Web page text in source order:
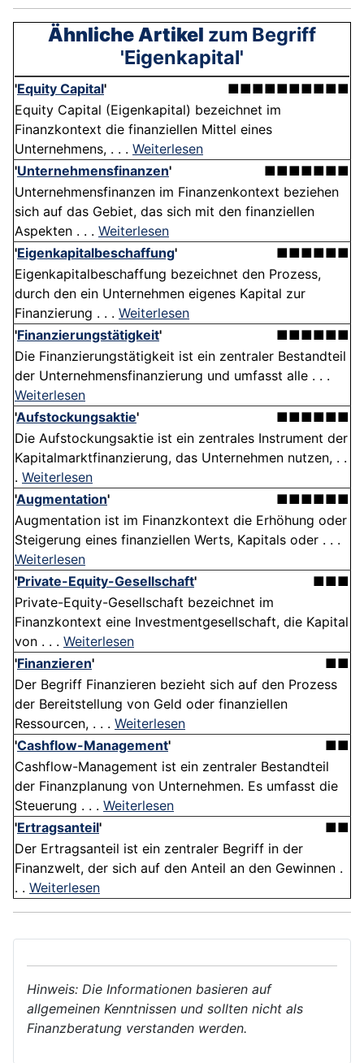
Ähnliche Artikel zum Begriff
'Eigenkapital'
'Equity Capital'
■■■■■■■■■■
Equity Capital (Eigenkapital) bezeichnet im
Finanzkontext die finanziellen Mittel eines
Unternehmens, . . . Weiterlesen
'Unternehmensfinanzen'
■■■■■■■
Unternehmensfinanzen im Finanzenkontext beziehen
sich auf das Gebiet, das sich mit den finanziellen
Aspekten . . . Weiterlesen
'Eigenkapitalbeschaffung'
■■■■■■
Eigenkapitalbeschaffung bezeichnet den Prozess,
durch den ein Unternehmen eigenes Kapital zur
Finanzierung . . . Weiterlesen
'Finanzierungstätigkeit'
■■■■■■
Die Finanzierungstätigkeit ist ein zentraler Bestandteil
der Unternehmensfinanzierung und umfasst alle . . .
Weiterlesen
'Aufstockungsaktie'
■■■■■■
Die Aufstockungsaktie ist ein zentrales Instrument der
Kapitalmarktfinanzierung, das Unternehmen nutzen, . .
. Weiterlesen
'Augmentation'
■■■■■■
Augmentation ist im Finanzkontext die Erhöhung oder
Steigerung eines finanziellen Werts, Kapitals oder . . .
Weiterlesen
'Private-Equity-Gesellschaft'
■■■
Private-Equity-Gesellschaft bezeichnet im
Finanzkontext eine Investmentgesellschaft, die Kapital
von . . . Weiterlesen
'Finanzieren'
■■
Der Begriff Finanzieren bezieht sich auf den Prozess
der Bereitstellung von Geld oder finanziellen
Ressourcen, . . . Weiterlesen
'Cashflow-Management'
■■
Cashflow-Management ist ein zentraler Bestandteil
der Finanzplanung von Unternehmen. Es umfasst die
Steuerung . . . Weiterlesen
'Ertragsanteil'
■■
Der Ertragsanteil ist ein zentraler Begriff in der
Finanzwelt, der sich auf den Anteil an den Gewinnen .
. . Weiterlesen
Hinweis: Die Informationen basieren auf
allgemeinen Kenntnissen und sollten nicht als
Finanzberatung verstanden werden.